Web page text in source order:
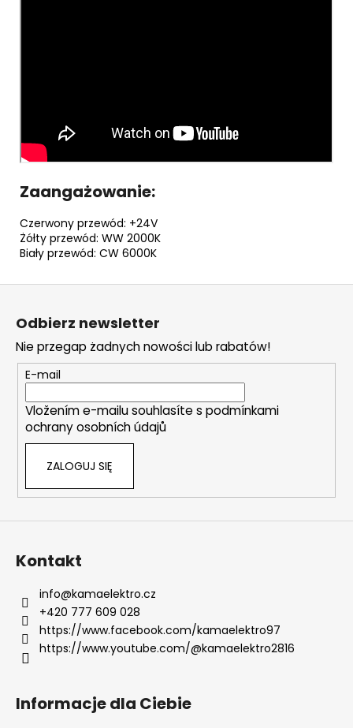
Zaangażowanie:
Czerwony przewód: +24V
Żółty przewód: WW 2000K
Biały przewód: CW 6000K
S
Odbierz newsletter
Nie przegap żadnych nowości lub rabatów!
E-mail
Vložením e-mailu souhlasíte s podmínkami
ochrany osobních údajů
ZALOGUJ SIĘ
Kontakt
info@kamaelektro.cz
+420 777 609 028
https://www.facebook.com/kamaelektro97
https://www.youtube.com/@kamaelektro2816
Informacje dla Ciebie